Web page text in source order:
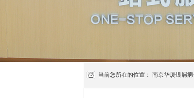
当前您所在的位置： 南京华厦银屑